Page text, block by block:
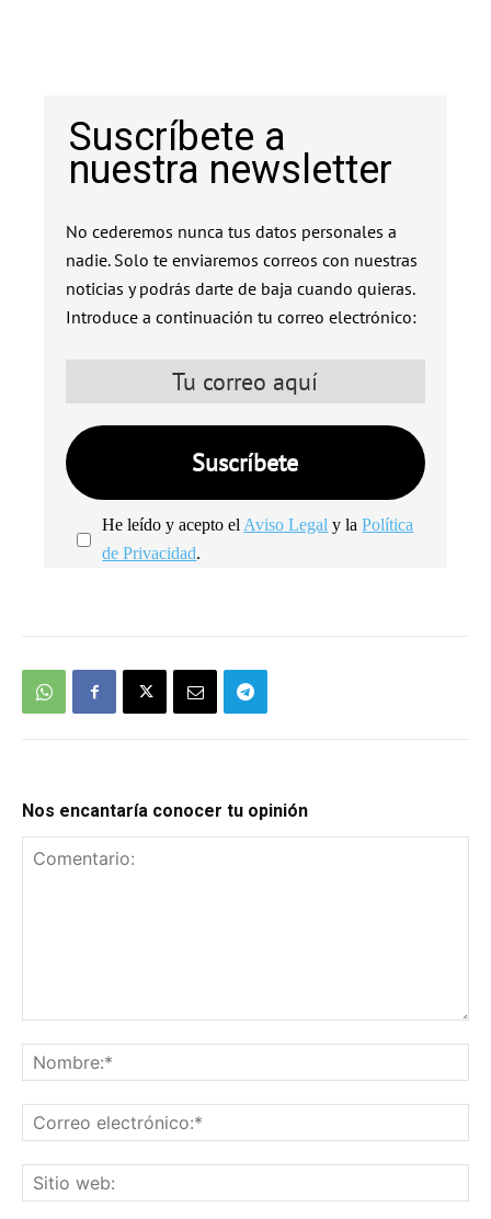
Suscríbete a
nuestra newsletter
No cederemos nunca tus datos personales a
nadie. Solo te enviaremos correos con nuestras
noticias y podrás darte de baja cuando quieras.
Introduce a continuación tu correo electrónico:
He leído y acepto elAviso Legal y laPolítica
de Privacidad.
Nos encantaría conocer tu opinión